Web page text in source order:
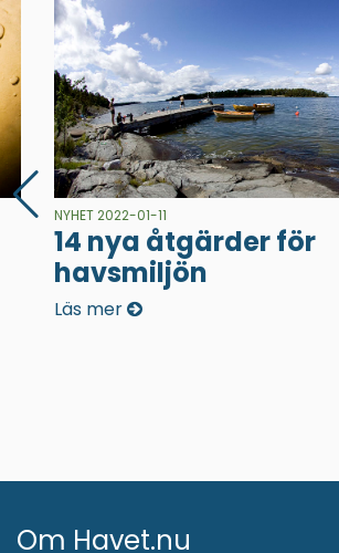
NYHET 2022-01-11
14 nya åtgärder för
havsmiljön
Läs mer
Om Havet.nu